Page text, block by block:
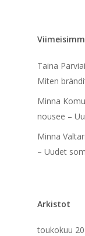
Taina
Miten
Minna
nousee –
Minna Valtari
– Uudet
Arkistot
toukokuu